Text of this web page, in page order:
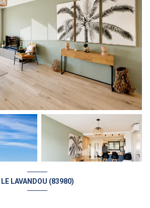
LE LAVANDOU (83980)